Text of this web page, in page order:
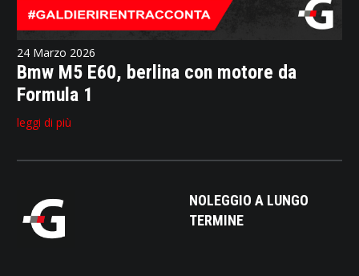
24 Marzo 2026
Bmw M5 E60, berlina con motore da
Formula 1
leggi di più
NOLEGGIO A LUNGO
TERMINE